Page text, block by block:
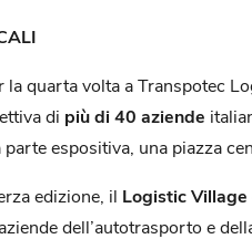
la quarta volta a Transpotec
di più di 40 aziende
espositiva, una piazza
edizione, il Logistic Village
dell’autotrasporto e